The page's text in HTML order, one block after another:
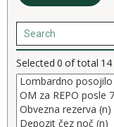
Selected 0 of total 14